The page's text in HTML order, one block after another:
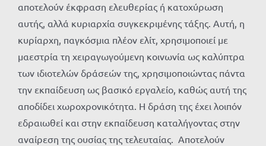
αποτελούν έκφραση ελευθερίας ή κατοχύρωση
αυτής, αλλά κυριαρχία συγκεκριμένης τάξης. Αυτή, η
κυρίαρχη, παγκόσμια πλέον ελίτ, χρησιμοποιεί με
μαεστρία τη χειραγωγούμενη κοινωνία ως καλύπτρα
των ιδιοτελών δράσεών της, χρησιμοποιώντας πάντα
την εκπαίδευση ως βασικό εργαλείο, καθώς αυτή της
αποδίδει χωροχρονικότητα. Η δράση της έχει λοιπόν
εδραιωθεί και στην εκπαίδευση καταλήγοντας στην
αναίρεση της ουσίας της τελευταίας. Αποτελούν